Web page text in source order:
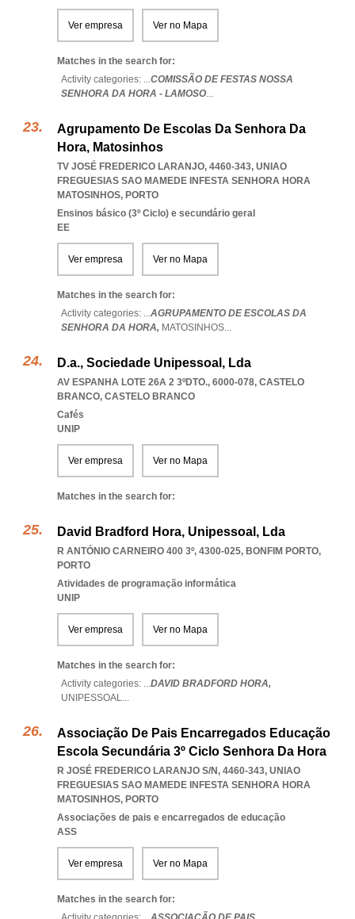
Ver empresa Ver no Mapa
Matches in the search for:
Activity categories: ...COMISSÃO DE FESTAS NOSSA
SENHORA DA HORA - LAMOSO...
Agrupamento De Escolas Da Senhora Da
Hora, Matosinhos
TV JOSÉ FREDERICO LARANJO, 4460-343, UNIAO
FREGUESIAS SAO MAMEDE INFESTA SENHORA HORA
MATOSINHOS, PORTO
Ensinos básico (3º Ciclo) e secundário geral
EE
Ver empresa Ver no Mapa
Matches in the search for:
Activity categories: ...AGRUPAMENTO DE ESCOLAS DA
SENHORA DA HORA, MATOSINHOS...
D.a., Sociedade Unipessoal, Lda
AV ESPANHA LOTE 26A 2 3ºDTO., 6000-078, CASTELO
BRANCO, CASTELO BRANCO
Cafés
UNIP
Ver empresa Ver no Mapa
Matches in the search for:
David Bradford Hora, Unipessoal, Lda
R ANTÓNIO CARNEIRO 400 3º, 4300-025, BONFIM PORTO,
PORTO
Atividades de programação informática
UNIP
Ver empresa Ver no Mapa
Matches in the search for:
Activity categories: ...DAVID BRADFORD HORA,
UNIPESSOAL...
Associação De Pais Encarregados Educação
Escola Secundária 3º Ciclo Senhora Da Hora
R JOSÉ FREDERICO LARANJO S/N, 4460-343, UNIAO
FREGUESIAS SAO MAMEDE INFESTA SENHORA HORA
MATOSINHOS, PORTO
Associações de pais e encarregados de educação
ASS
Ver empresa Ver no Mapa
Matches in the search for: